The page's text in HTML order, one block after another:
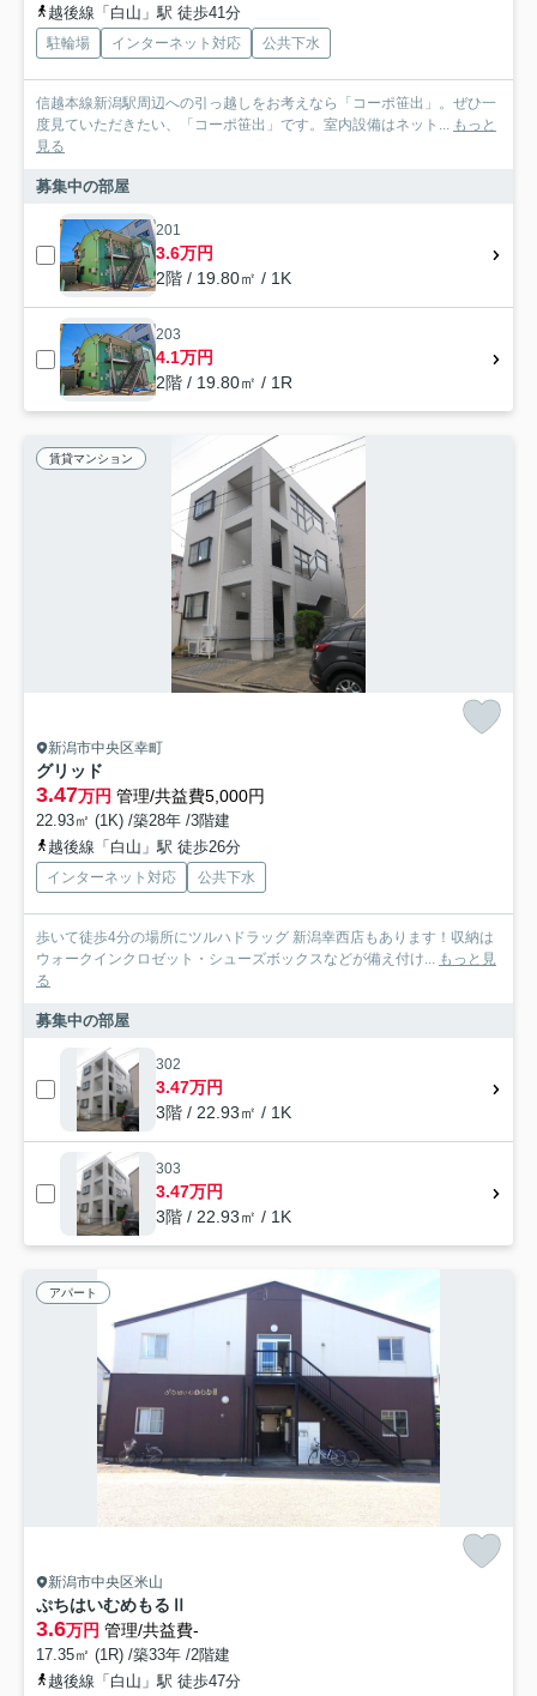
越後線「白山」駅 徒歩41分
駐輪場 インターネット対応 公共下水
信越本線新潟駅周辺への引っ越しをお考えなら「コーポ笹出」。ぜひ一
度見ていただきたい、「コーポ笹出」です。室内設備はネット... もっと
見る
募集中の部屋
201
3.6万円
2階 / 19.80㎡ / 1K
203
4.1万円
2階 / 19.80㎡ / 1R
賃貸マンション
新潟市中央区幸町
グリッド
3.47万円 管理/共益費5,000円
22.93㎡ (1K) /築28年 /3階建
越後線「白山」駅 徒歩26分
インターネット対応 公共下水
歩いて徒歩4分の場所にツルハドラッグ 新潟幸西店もあります！収納は
ウォークインクロゼット・シューズボックスなどが備え付け... もっと見
る
募集中の部屋
302
3.47万円
3階 / 22.93㎡ / 1K
303
3.47万円
3階 / 22.93㎡ / 1K
アパート
新潟市中央区米山
ぷちはいむめもるⅡ
3.6万円 管理/共益費-
17.35㎡ (1R) /築33年 /2階建
越後線「白山」駅 徒歩47分